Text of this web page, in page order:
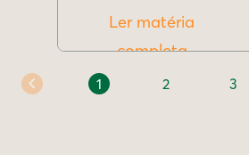
Ler matéria
completa
1 2 3